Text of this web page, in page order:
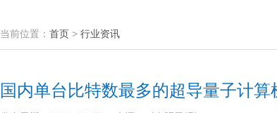
当前位置： 首页 > 行业资讯
国内单台比特数最多的超导量子计算